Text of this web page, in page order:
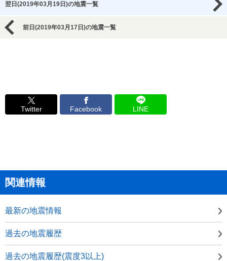
翌日(2019年03月19日)の地震一覧
前日(2019年03月17日)の地震一覧
Twitter Facebook LINE
関連情報
最新の地震情報
過去の地震履歴
過去の地震履歴(震度3以上)